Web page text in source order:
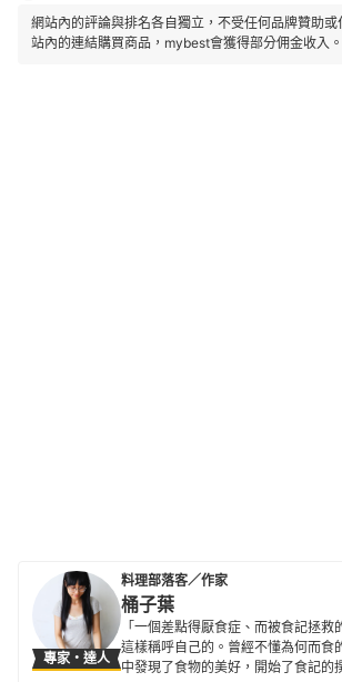
網站內的評論與排名各自獨立，不受任何品牌贊助或
站內的連結購買商品，mybest會獲得部分佣金收入。
專家・達人
料理部落客／作家
桶子葉
「一個差點得厭食症、而被食記拯
這樣稱呼自己的。曾經不懂為何而食
中發現了食物的美好，開始了食記的